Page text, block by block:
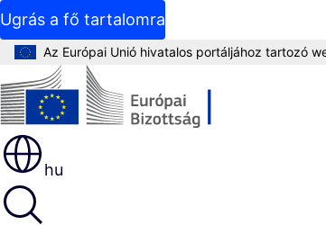
Ugrás a fő tartalomra
Az Európai Unió hivatalos portáljához tartozó
hu